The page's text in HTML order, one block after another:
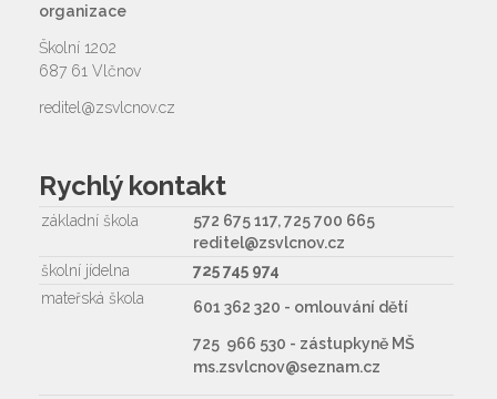
organizace
Školní 1202
687 61 Vlčnov
reditel@zsvlcnov.cz
Rychlý kontakt
základní škola
572 675 117, 725 700 665
reditel@zsvlcnov.cz
školní jídelna
725 745 974
mateřská škola
601 362 320 - omlouvání dětí
725 966 530 - zástupkyně MŠ
ms.zsvlcnov@seznam.cz